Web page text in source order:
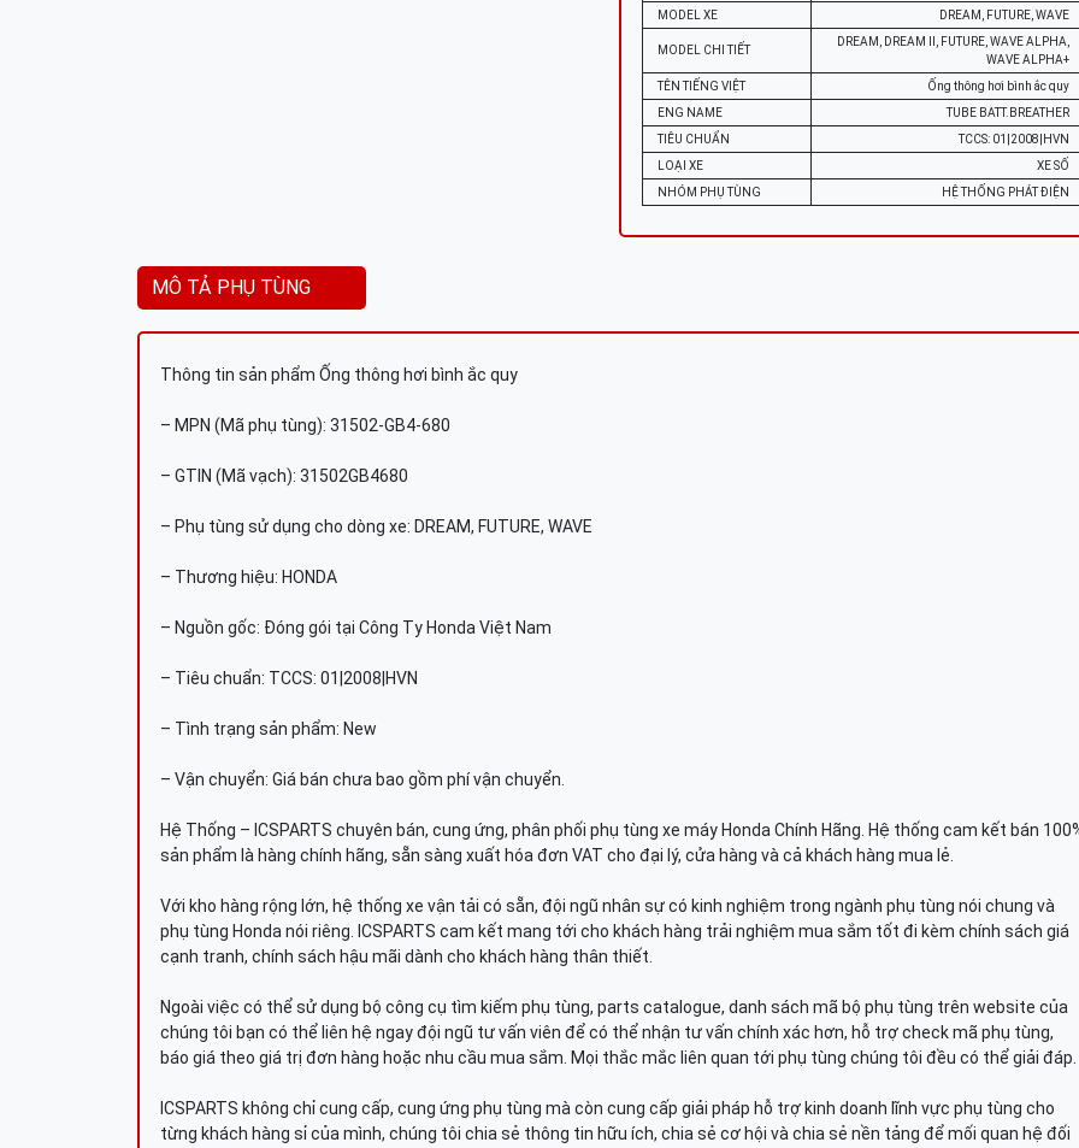
MODEL XE
DREAM, FUTURE, WAVE
MODEL CHI TIẾT
DREAM, DREAM II, FUTURE, WAVE ALPHA,
WAVE ALPHA+
TÊN TIẾNG VIỆT
Ống thông hơi bình ắc quy
ENG NAME
TUBE BATT.BREATHER
TIÊU CHUẨN
TCCS: 01|2008|HVN
LOẠI XE
XE SỐ
NHÓM PHỤ TÙNG
HỆ THỐNG PHÁT ĐIỆN
MÔ TẢ PHỤ TÙNG
Thông tin sản phẩm Ống thông hơi bình ắc quy
– MPN (Mã phụ tùng): 31502-GB4-680
– GTIN (Mã vạch): 31502GB4680
– Phụ tùng sử dụng cho dòng xe: DREAM, FUTURE, WAVE
– Thương hiệu: HONDA
– Nguồn gốc: Đóng gói tại Công Ty Honda Việt Nam
– Tiêu chuẩn: TCCS: 01|2008|HVN
– Tình trạng sản phẩm: New
– Vận chuyển: Giá bán chưa bao gồm phí vận chuyển.
Hệ Thống – ICSPARTS chuyên bán, cung ứng, phân phối phụ tùng xe máy Honda Chính Hãng. Hệ thống cam kết bán
sản phẩm là hàng chính hãng, sẵn sàng xuất hóa đơn VAT cho đại lý, cửa hàng và cả khách hàng mua lẻ.
Với kho hàng rộng lớn, hệ thống xe vận tải có sẵn, đội ngũ nhân sự có kinh nghiệm trong ngành phụ tùng nói chung và
phụ tùng Honda nói riêng. ICSPARTS cam kết mang tới cho khách hàng trải nghiệm mua sắm tốt đi kèm chính sách giá
cạnh tranh, chính sách hậu mãi dành cho khách hàng thân thiết.
Ngoài việc có thể sử dụng bộ công cụ tìm kiếm phụ tùng, parts catalogue, danh sách mã bộ phụ tùng trên website của
chúng tôi bạn có thể liên hệ ngay đội ngũ tư vấn viên để có thể nhận tư vấn chính xác hơn, hỗ trợ check mã phụ tùng,
báo giá theo giá trị đơn hàng hoặc nhu cầu mua sắm. Mọi thắc mắc liên quan tới phụ tùng chúng tôi đều có thể giải đáp.
ICSPARTS không chỉ cung cấp, cung ứng phụ tùng mà còn cung cấp giải pháp hỗ trợ kinh doanh lĩnh vực phụ tùng cho
từng khách hàng sỉ của mình, chúng tôi chia sẻ thông tin hữu ích, chia sẻ cơ hội và chia sẻ nền tảng để mối quan hệ đối